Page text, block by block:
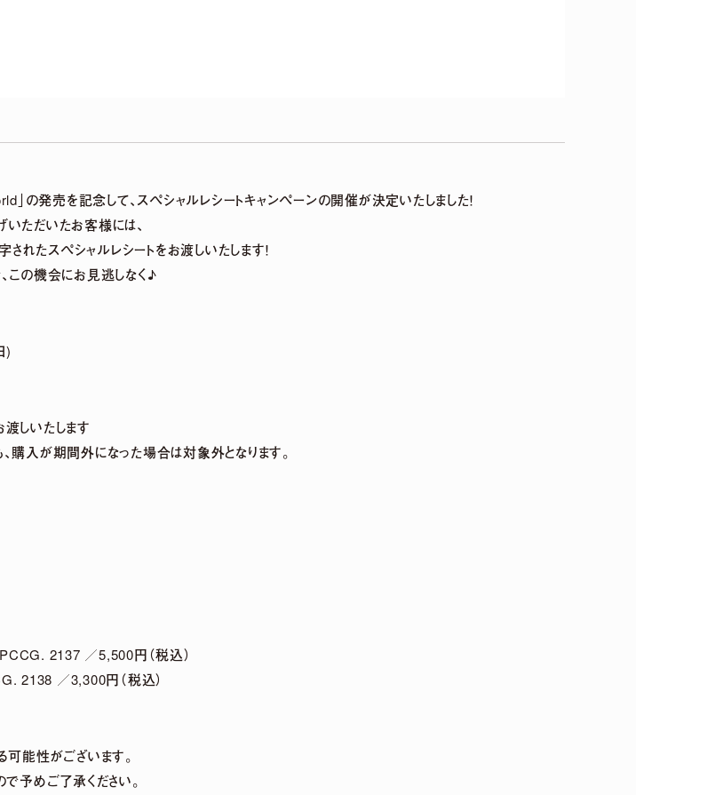
Ranking!!」＆ canvas session 〜5th Anniversary
POP UP SHOPグッズ事後通販 決定！
Live 2026」出演決定！
の発売を記念して、スペシャルレシートキャンペーンの開催が決定いたしました！
ただいたお客様には、
れたスペシャルレシートをお渡しいたします！
この機会にお見逃しなく♪
)
しいたします
購入が期間外になった場合は対象外となります。
2137 ／5,500円（税込）
2138 ／3,300円（税込）
可能性がございます。
予めご了承ください。